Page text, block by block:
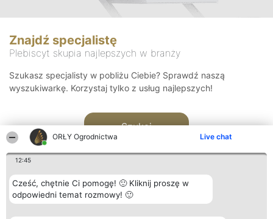
ORŁY Ogrodnictwa Live chat
12:45
Cześć, chętnie Ci pomogę! 🙂 Kliknij proszę w
odpowiedni temat rozmowy! 🙂
Znajdź specjalistę
Plebiscyt skupia najlepszych w branży
Szukasz specjalisty w pobliżu Ciebie? Sprawdź naszą
wyszukiwarkę. Korzystaj tylko z usług najlepszych!
Szukaj
Organizator plebiscytu Plebiscyt Kontakt